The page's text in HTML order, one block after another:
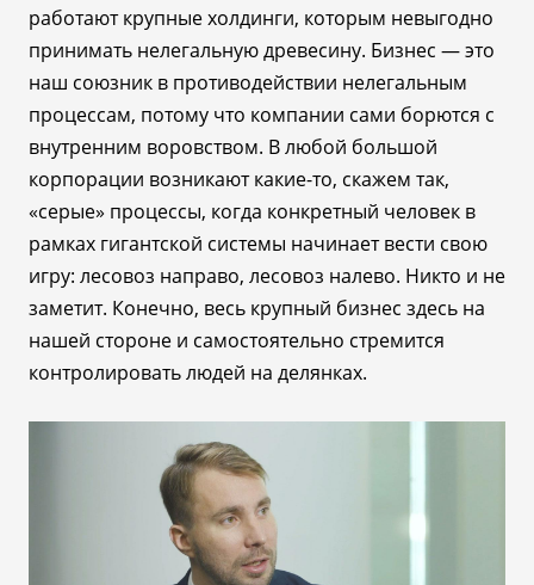
работают крупные холдинги, которым невыгодно
принимать нелегальную древесину. Бизнес —это
наш союзник в противодействии нелегальным
процессам, потому что компании сами борются с
внутренним воровством. В любой большой
корпорации возникают какие-то, скажем так,
«серые» процессы, когда конкретный человек в
рамках гигантской системы начинает вести свою
игру: лесовоз направо, лесовоз налево. Никто и не
заметит. Конечно, весь крупный бизнес здесь на
нашей стороне и самостоятельно стремится
контролировать людей на делянках.